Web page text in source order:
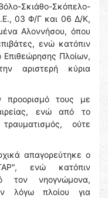
Σκιάθο-Σκόπελο-
03 Φ/Γ και 06 Δ/Κ,
Αλοννήσου, όπου
ενώ κατόπιν
Επιθεώρησης Πλοίων,
αριστερή κύρια
προορισμό τους με
ενώ από το
ούτε
απαγορεύτηκε ο
ενώ κατόπιν
τον νηογνώμονα,
λόγω πλοίου για